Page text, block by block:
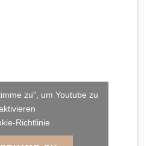
zu", um Youtube zu
Richtlinie